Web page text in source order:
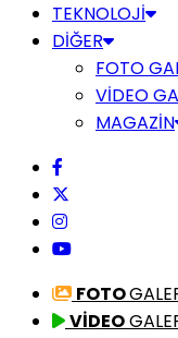
TEKNOLOJİ
DİĞER
FOTO
VİDEO
MAGAZİN
FOTO
VİDEO